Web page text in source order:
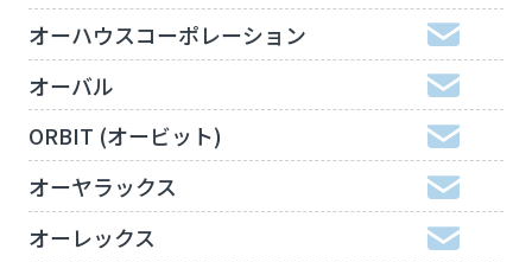
オーハウスコーポレーション
オーバル
ORBIT (オービット)
オーヤラックス
オーレックス